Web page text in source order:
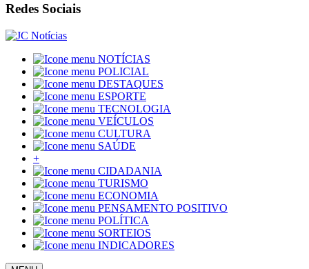
Redes Sociais
NOTÍCIAS
POLICIAL
DESTAQUES
ESPORTE
TECNOLOGIA
VEÍCULOS
CULTURA
SAÚDE
+
CIDADANIA
TURISMO
ECONOMIA
PENSAMENTO POSITIVO
POLÍTICA
SORTEIOS
INDICADORES